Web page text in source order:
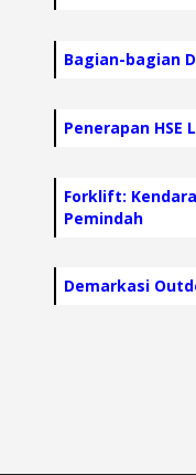
Bagian-bagian
Penerapan
Forklift:
Pemindah
Demarkasi